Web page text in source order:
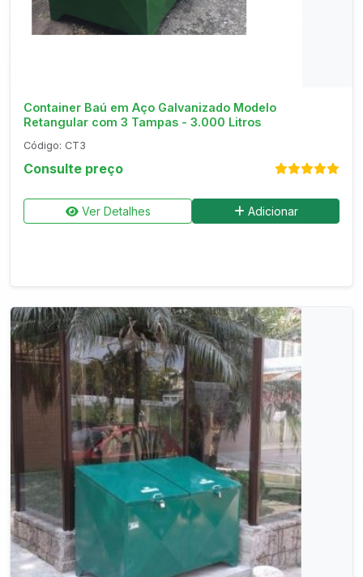
Consultar no WhatsApp
Container Baú em Aço Galvanizado Modelo
Retangular com 3 Tampas - 3.000 Litros
Código: CT3
Consulte preço
Ver Detalhes Adicionar